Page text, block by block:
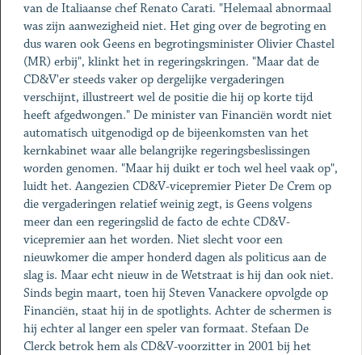
van de Italiaanse chef Renato Carati. "Helemaal abnormaal
was zijn aanwezigheid niet. Het ging over de begroting en
dus waren ook Geens en begrotingsminister Olivier Chastel
(MR) erbij", klinkt het in regeringskringen. "Maar dat de
CD&V'er steeds vaker op dergelijke vergaderingen
verschijnt, illustreert wel de positie die hij op korte tijd
heeft afgedwongen." De minister van Financiën wordt niet
automatisch uitgenodigd op de bijeenkomsten van het
kernkabinet waar alle belangrijke regeringsbeslissingen
worden genomen. "Maar hij duikt er toch wel heel vaak op",
luidt het. Aangezien CD&V-vicepremier Pieter De Crem op
die vergaderingen relatief weinig zegt, is Geens volgens
meer dan een regeringslid de facto de echte CD&V-
vicepremier aan het worden. Niet slecht voor een
nieuwkomer die amper honderd dagen als politicus aan de
slag is. Maar echt nieuw in de Wetstraat is hij dan ook niet.
Sinds begin maart, toen hij Steven Vanackere opvolgde op
Financiën, staat hij in de spotlights. Achter de schermen is
hij echter al langer een speler van formaat. Stefaan De
Clerck betrok hem als CD&V-voorzitter in 2001 bij het